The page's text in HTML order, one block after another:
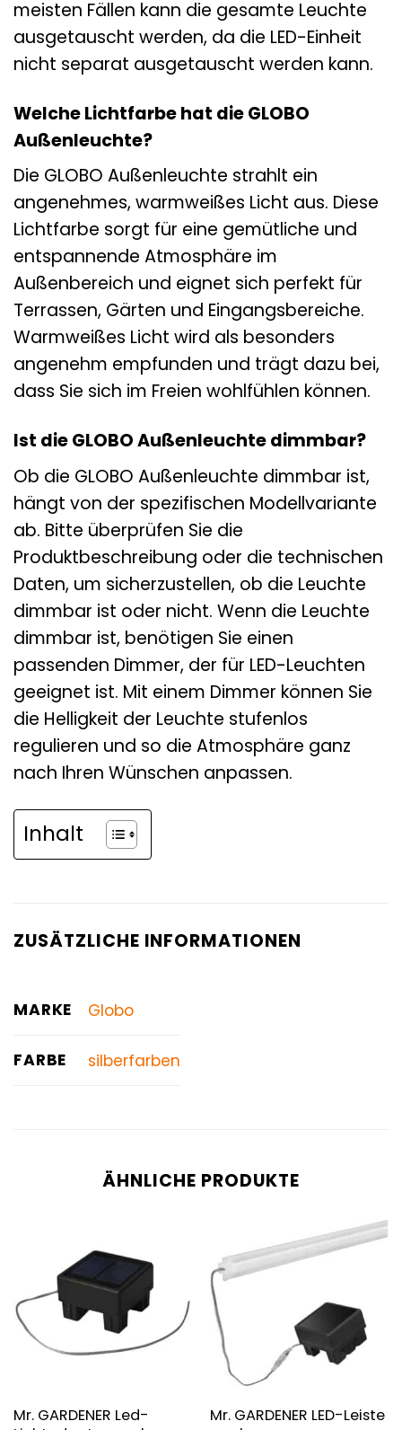
meisten Fällen kann die gesamte Leuchte
ausgetauscht werden, da die LED-Einheit
nicht separat ausgetauscht werden kann.
Welche Lichtfarbe hat die GLOBO
Außenleuchte?
Die GLOBO Außenleuchte strahlt ein
angenehmes, warmweißes Licht aus. Diese
Lichtfarbe sorgt für eine gemütliche und
entspannende Atmosphäre im
Außenbereich und eignet sich perfekt für
Terrassen, Gärten und Eingangsbereiche.
Warmweißes Licht wird als besonders
angenehm empfunden und trägt dazu bei,
dass Sie sich im Freien wohlfühlen können.
Ist die GLOBO Außenleuchte dimmbar?
Ob die GLOBO Außenleuchte dimmbar ist,
hängt von der spezifischen Modellvariante
ab. Bitte überprüfen Sie die
Produktbeschreibung oder die technischen
Daten, um sicherzustellen, ob die Leuchte
dimmbar ist oder nicht. Wenn die Leuchte
dimmbar ist, benötigen Sie einen
passenden Dimmer, der für LED-Leuchten
geeignet ist. Mit einem Dimmer können Sie
die Helligkeit der Leuchte stufenlos
regulieren und so die Atmosphäre ganz
nach Ihren Wünschen anpassen.
Inhalt
ZUSÄTZLICHE INFORMATIONEN
MARKE Globo
FARBE silberfarben
ÄHNLICHE PRODUKTE
Mr. GARDENER Led-
Mr. GARDENER LED-Leiste